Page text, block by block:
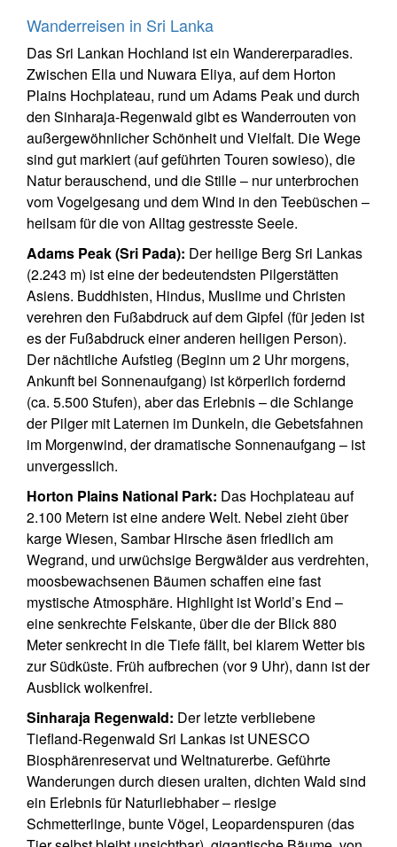
Wanderreisen in Sri Lanka
Das Sri Lankan Hochland ist ein Wandererparadies.
Zwischen Ella und Nuwara Eliya, auf dem Horton
Plains Hochplateau, rund um Adams Peak und durch
den Sinharaja-Regenwald gibt es Wanderrouten von
außergewöhnlicher Schönheit und Vielfalt. Die Wege
sind gut markiert (auf geführten Touren sowieso), die
Natur berauschend, und die Stille – nur unterbrochen
vom Vogelgesang und dem Wind in den Teebüschen –
heilsam für die von Alltag gestresste Seele.
Adams Peak (Sri Pada): Der heilige Berg Sri Lankas
(2.243 m) ist eine der bedeutendsten Pilgerstätten
Asiens. Buddhisten, Hindus, Muslime und Christen
verehren den Fußabdruck auf dem Gipfel (für jeden ist
es der Fußabdruck einer anderen heiligen Person).
Der nächtliche Aufstieg (Beginn um 2 Uhr morgens,
Ankunft bei Sonnenaufgang) ist körperlich fordernd
(ca. 5.500 Stufen), aber das Erlebnis – die Schlange
der Pilger mit Laternen im Dunkeln, die Gebetsfahnen
im Morgenwind, der dramatische Sonnenaufgang – ist
unvergesslich.
Horton Plains National Park: Das Hochplateau auf
2.100 Metern ist eine andere Welt. Nebel zieht über
karge Wiesen, Sambar Hirsche äsen friedlich am
Wegrand, und urwüchsige Bergwälder aus verdrehten,
moosbewachsenen Bäumen schaffen eine fast
mystische Atmosphäre. Highlight ist World’s End –
eine senkrechte Felskante, über die der Blick 880
Meter senkrecht in die Tiefe fällt, bei klarem Wetter bis
zur Südküste. Früh aufbrechen (vor 9 Uhr), dann ist der
Ausblick wolkenfrei.
Sinharaja Regenwald: Der letzte verbliebene
Tiefland-Regenwald Sri Lankas ist UNESCO
Biosphärenreservat und Weltnaturerbe. Geführte
Wanderungen durch diesen uralten, dichten Wald sind
ein Erlebnis für Naturliebhaber – riesige
Schmetterlinge, bunte Vögel, Leopardenspuren (das